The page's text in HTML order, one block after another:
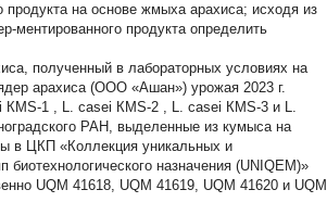
продукта на основе жмыха арахиса; исходя из
ментированного продукта определить
полученный в лабораторных условиях на
арахиса (ООО «Ашан») урожая 2023 г.
КМS-1 , L. сasei КМS-2 , L. casei КМS-3 и L.
РАН, выделенные из кумыса на
в ЦКП «Коллекция уникальных и
назначения (UNIQEM)»
UQM 41618, UQM 41619, UQM 41620 и UQM